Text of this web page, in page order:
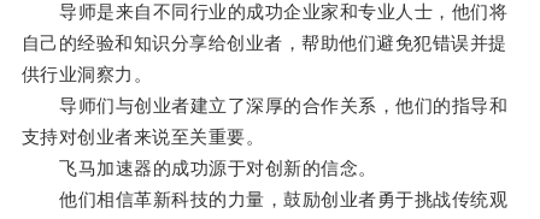
导师是来自不同行业的成功企业家和专业人士，他们将
自己的经验和知识分享给创业者，帮助他们避免犯错误并提
供行业洞察力。
导师们与创业者建立了深厚的合作关系，他们的指导和
支持对创业者来说至关重要。
飞马加速器的成功源于对创新的信念。
他们相信革新科技的力量，鼓励创业者勇于挑战传统观